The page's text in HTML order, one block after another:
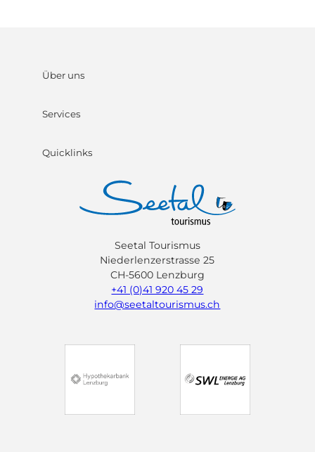
Über uns
Services
Quicklinks
Seetal Tourismus
Niederlenzerstrasse 25
CH-5600 Lenzburg
+41 (0)41 920 45 29
info@seetaltourismus.ch